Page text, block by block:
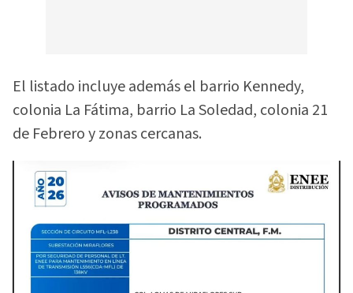
El listado incluye además el barrio Kennedy,
colonia La Fátima, barrio La Soledad, colonia 21
de Febrero y zonas cercanas.